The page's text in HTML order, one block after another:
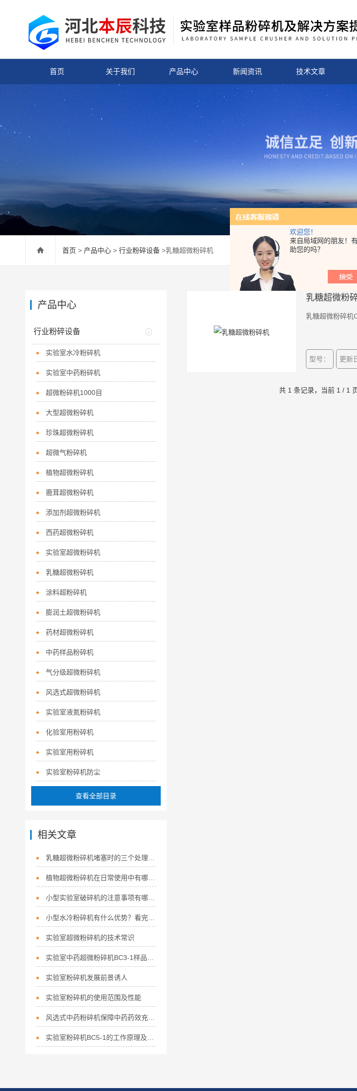
欢迎您！
来自局域网的朋友！
助您的吗？
首页 关于我们 产品中心 新闻资讯 技术文章
首页 > 产品中心 > 行业粉碎设备 >乳糖超微粉碎机
产品中心
行业粉碎设备
实验室水冷粉碎机
实验室中药粉碎机
超微粉碎机1000目
大型超微粉碎机
珍珠超微粉碎机
超微气粉碎机
植物超微粉碎机
鹿茸超微粉碎机
添加剂超微粉碎机
西药超微粉碎机
实验室超微粉碎机
乳糖超微粉碎机
涂料超粉碎机
膨润土超微粉碎机
药材超微粉碎机
中药样品粉碎机
气分级超微粉碎机
风选式超微粉碎机
实验室液氮粉碎机
化验室用粉碎机
实验室用粉碎机
实验室粉碎机防尘
查看全部目录
相关文章
植物超微粉碎机在日常使用中有哪些保养要点
小型实验室破碎机的注意事项有哪几点
小型水冷粉碎机有什么优势？看完就懂
实验室超微粉碎机的技术常识
实验室粉碎机发展前景诱人
实验室粉碎机的使用范围及性能
乳糖超微粉
型号： 更新
共 1 条记录，当前 1 / 1